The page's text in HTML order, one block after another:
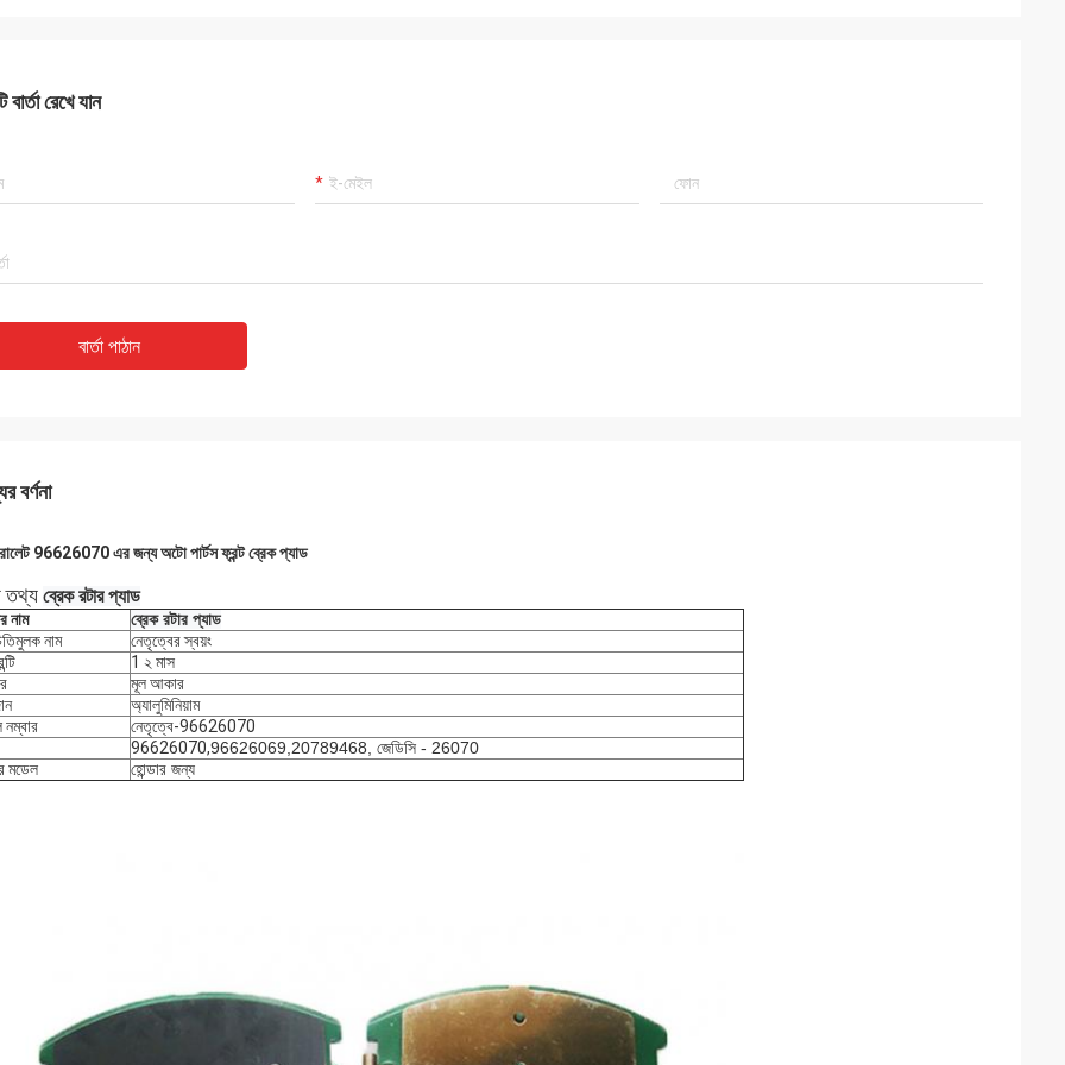
বার্তা রেখে যান
বার্তা পাঠান
বর্ণনা
96626070 এর জন্য অটো পার্টস ফ্রন্ট ব্রেক প্যাড
তথ্য ব্রেক রটার প্যাড
নাম
ব্রেক রটার প্যাড
নাম
নেতৃত্বের স্বয়ং
1 ২ মাস
মূল আকার
অ্যালুমিনিয়াম
নম্বার
নেতৃত্বে-96626070
96626070,96626069,20789468, জেডিসি - 26070
মডেল
হোন্ডার জন্য